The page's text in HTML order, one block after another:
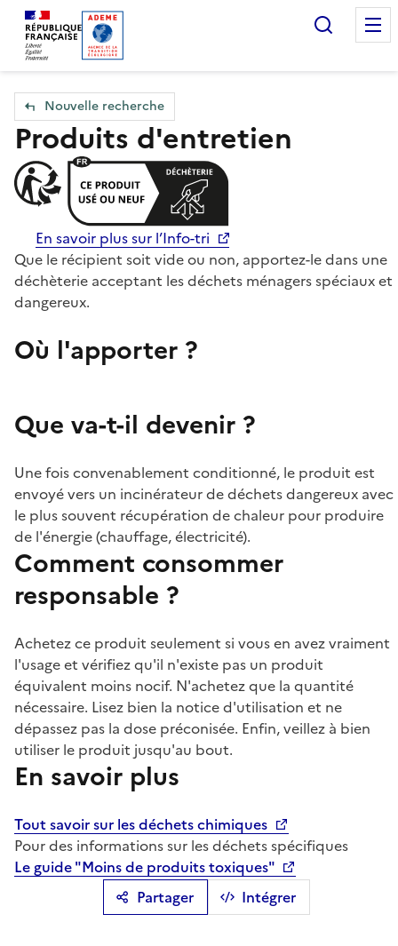
Accueil — Que Faire de mes objets & déchets
Nouvelle recherche
Produits d'entretien
En savoir plus sur l’Info-tri
Partager Intégrer
Que le récipient soit vide ou non, apportez-le dans une
déchèterie acceptant les déchets ménagers spéciaux et
dangereux.
Où l'apporter ?
Que va-t-il devenir ?
Une fois convenablement conditionné, le produit est
envoyé vers un incinérateur de déchets dangereux avec
le plus souvent récupération de chaleur pour produire
de l'énergie (chauffage, électricité).
Comment consommer
responsable ?
Achetez ce produit seulement si vous en avez vraiment
l'usage et vérifiez qu'il n'existe pas un produit
équivalent moins nocif. N'achetez que la quantité
nécessaire. Lisez bien la notice d'utilisation et ne
dépassez pas la dose préconisée. Enfin, veillez à bien
utiliser le produit jusqu'au bout.
En savoir plus
Tout savoir sur les déchets chimiques
Pour des informations sur les déchets spécifiques
Le guide "Moins de produits toxiques"